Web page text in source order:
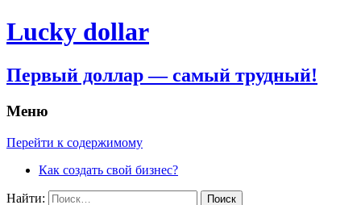
Lucky dollar
Первый доллар — самый трудный!
Меню
Перейти к содержимому
Как создать свой бизнес?
Найти: